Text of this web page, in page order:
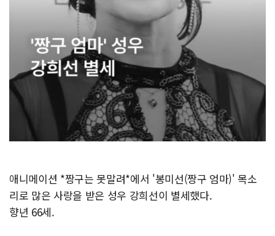
애니메이션 *짱구는 못말려*에서 '봉미선(짱구 엄마)' 목소
리로 많은 사랑을 받은 성우 강희선이 별세했다.
향년 66세.